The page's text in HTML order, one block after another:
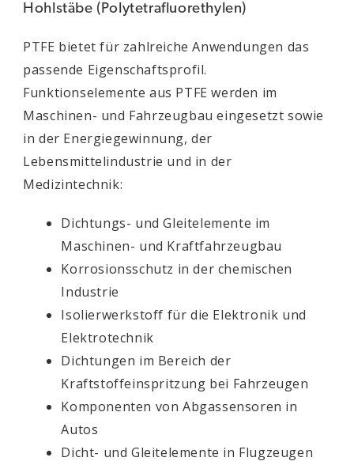
Hohlstäbe (Polytetrafluorethylen)
PTFE bietet für zahlreiche Anwendungen das
passende Eigenschaftsprofil.
Funktionselemente aus PTFE werden im
Maschinen- und Fahrzeugbau eingesetzt sowie
in der Energiegewinnung, der
Lebensmittelindustrie und in der
Medizintechnik:
Dichtungs- und Gleitelemente im
Maschinen- und Kraftfahrzeugbau
Korrosionsschutz in der chemischen
Industrie
Isolierwerkstoff für die Elektronik und
Elektrotechnik
Dichtungen im Bereich der
Kraftstoffeinspritzung bei Fahrzeugen
Komponenten von Abgassensoren in
Autos
Dicht- und Gleitelemente in Flugzeugen